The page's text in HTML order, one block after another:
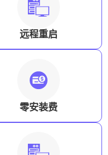
远程重启
零安装费